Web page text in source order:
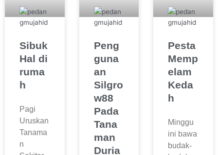
Sibuk
Hal di
ruma
h
Pagi
Uruskan
Tanama
n
Peng
guna
an
Silgro
w88
Pada
Tana
man
Duria
Pesta
Memp
elam
Keda
h
Minggu
ini bawa
budak-